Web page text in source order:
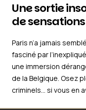
Une sortie
de
Paris n’a jamais
fasciné par
une immersion
de la Belgique. Osez
criminels… si vous en